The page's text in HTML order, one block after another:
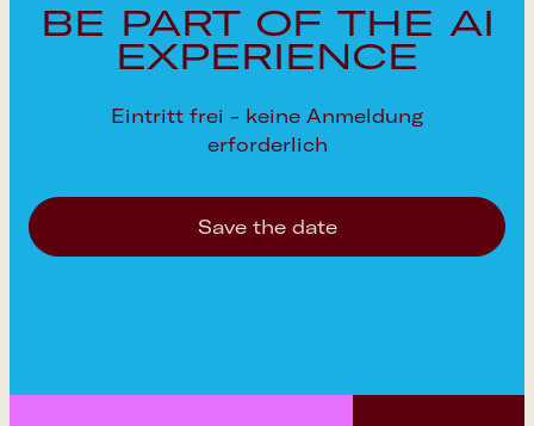
BE PART OF THE AI
EXPERIENCE
Eintritt frei - keine Anmeldung
erforderlich
Save the date